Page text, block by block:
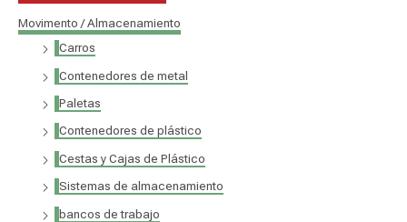
Movimento / Almacenamiento
Carros
Contenedores de metal
Paletas
Contenedores de plástico
Cestas y Cajas de Plástico
Sistemas de almacenamiento
bancos de trabajo